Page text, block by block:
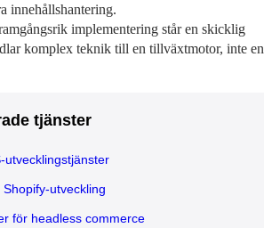
innehållshantering.
implementering står en skicklig
komplex teknik till en tillväxtmotor, inte en
tjänster
utvecklingstjänster
utveckling
för headless commerce